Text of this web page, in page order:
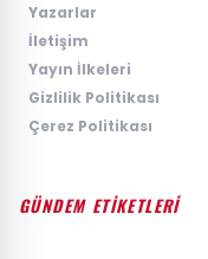
Yazarlar
İletişim
Yayın İlkeleri
Gizlilik Politikası
Çerez Politikası
GÜNDEM ETİKETLERİ